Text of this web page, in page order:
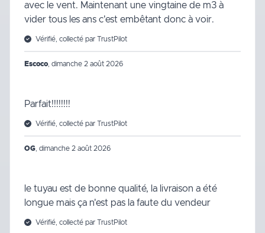
avec le vent. Maintenant une vingtaine de m3 à
vider tous les ans c'est embêtant donc à voir.
Vérifié, collecté par TrustPilot
Escoco, dimanche 2 août 2026
Parfait!!!!!!!!
Vérifié, collecté par TrustPilot
OG dimanche 2 août 2026
le tuyau est de bonne qualité, la livraison a été
longue mais ça n'est pas la faute du vendeur
Vérifié, collecté par TrustPilot